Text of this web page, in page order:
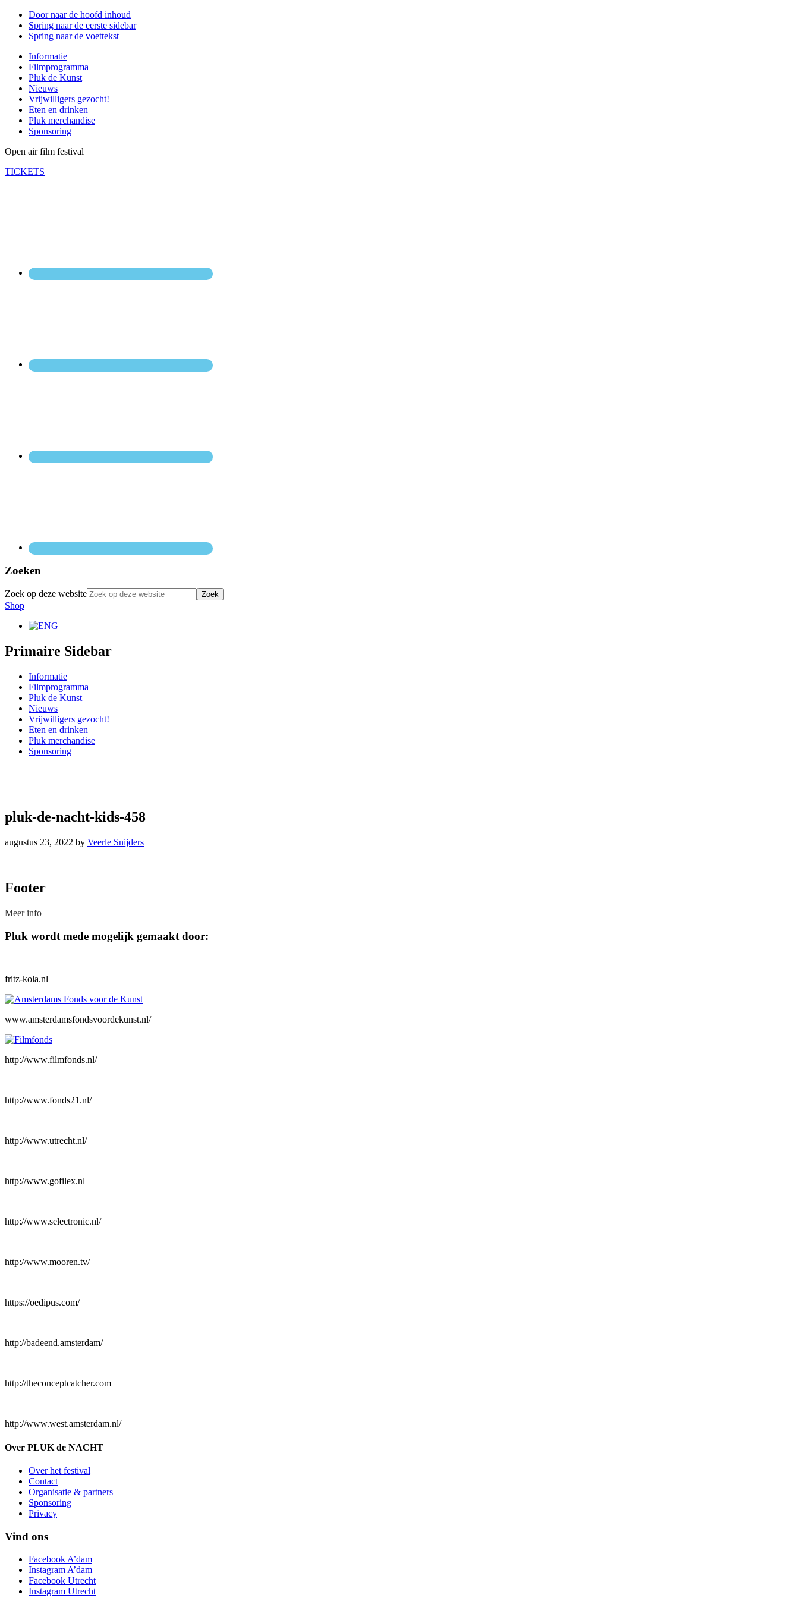
Door naar de hoofd inhoud
Spring naar de eerste sidebar
Spring naar de voettekst
Informatie
Filmprogramma
Pluk de Kunst
Nieuws
Vrijwilligers gezocht!
Eten en drinken
Pluk merchandise
Sponsoring
Open air film festival
TICKETS
Zoeken
Zoek op deze website
Shop
Primaire Sidebar
Informatie
Filmprogramma
Pluk de Kunst
Nieuws
Vrijwilligers gezocht!
Eten en drinken
Pluk merchandise
Sponsoring
pluk-de-nacht-kids-458
augustus 23, 2022 by Veerle Snijders
Footer
Meer info
Pluk wordt mede mogelijk gemaakt door:
fritz-kola.nl
www.amsterdamsfondsvoordekunst.nl/
http://www.filmfonds.nl/
http://www.fonds21.nl/
http://www.utrecht.nl/
http://www.gofilex.nl
http://www.selectronic.nl/
http://www.mooren.tv/
https://oedipus.com/
http://badeend.amsterdam/
http://theconceptcatcher.com
http://www.west.amsterdam.nl/
Over PLUK de NACHT
Over het festival
Contact
Organisatie & partners
Sponsoring
Privacy
Vind ons
Facebook A’dam
Instagram A’dam
Facebook Utrecht
Instagram Utrecht